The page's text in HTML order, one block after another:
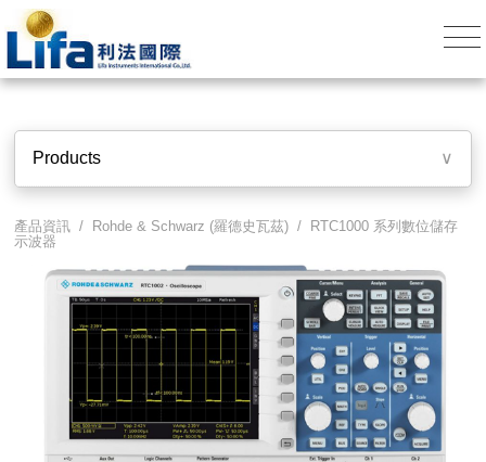
Products ∨
產品資訊 / Rohde & Schwarz (羅德史瓦茲) /
RTC1000 系列數位儲存
示波器